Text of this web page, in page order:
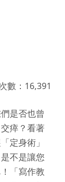
數：16,391
是否也曾
瘁？看著
定身術」
不是讓您
「寫作教